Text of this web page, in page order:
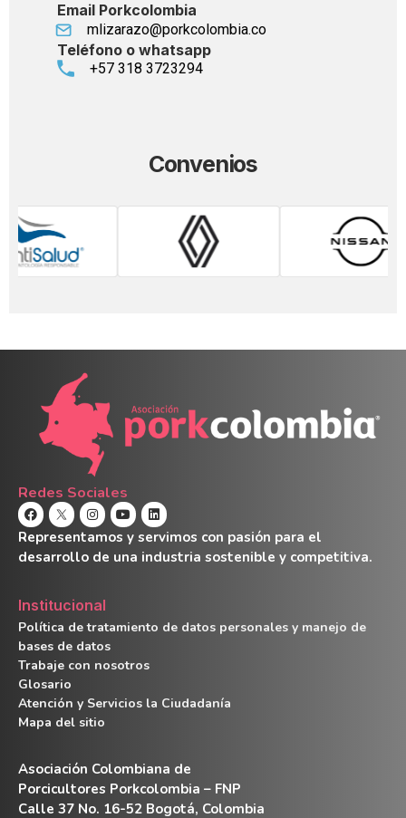
Email Porkcolombia
mlizarazo@porkcolombia.co
Teléfono o whatsapp
+57 318 3723294
Convenios
Redes Sociales
Representamos y servimos con pasión para el
desarrollo de una industria sostenible y competitiva.
Institucional
Política de tratamiento de datos personales y manejo de
bases de datos
Trabaje con nosotros
Glosario
Atención y Servicios la Ciudadanía
Mapa del sitio
Asociación Colombiana de
Porcicultores Porkcolombia – FNP
Calle 37 No. 16-52 Bogotá, Colombia